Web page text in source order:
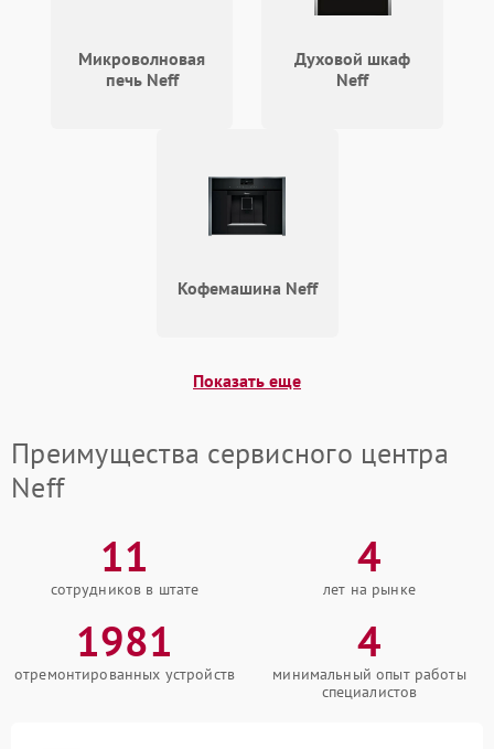
Микроволновая
печь Neff
Духовой шкаф
Neff
Кофемашина Neff
Показать еще
Преимущества сервисного центра
Neff
11
сотрудников в штате
4
лет на рынке
1981
отремонтированных устройств
4
минимальный опыт работы
специалистов